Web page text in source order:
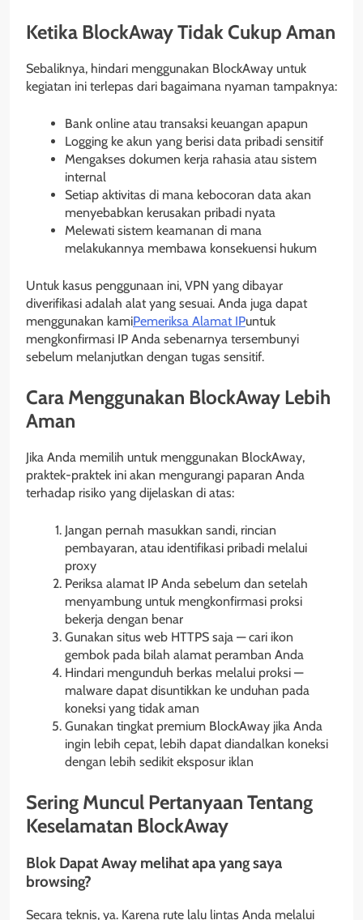
Ketika BlockAway Tidak Cukup Aman
Sebaliknya, hindari menggunakan BlockAway untuk
kegiatan ini terlepas dari bagaimana nyaman tampaknya:
Bank online atau transaksi keuangan apapun
Logging ke akun yang berisi data pribadi sensitif
Mengakses dokumen kerja rahasia atau sistem
internal
Setiap aktivitas di mana kebocoran data akan
menyebabkan kerusakan pribadi nyata
Melewati sistem keamanan di mana
melakukannya membawa konsekuensi hukum
Untuk kasus penggunaan ini, VPN yang dibayar
diverifikasi adalah alat yang sesuai. Anda juga dapat
menggunakan kamiPemeriksa Alamat IPuntuk
mengkonfirmasi IP Anda sebenarnya tersembunyi
sebelum melanjutkan dengan tugas sensitif.
Cara Menggunakan BlockAway Lebih
Aman
Jika Anda memilih untuk menggunakan BlockAway,
praktek-praktek ini akan mengurangi paparan Anda
terhadap risiko yang dijelaskan di atas:
Jangan pernah masukkan sandi, rincian
pembayaran, atau identifikasi pribadi melalui
proxy
Periksa alamat IP Anda sebelum dan setelah
menyambung untuk mengkonfirmasi proksi
bekerja dengan benar
Gunakan situs web HTTPS saja — cari ikon
gembok pada bilah alamat peramban Anda
Hindari mengunduh berkas melalui proksi —
malware dapat disuntikkan ke unduhan pada
koneksi yang tidak aman
Gunakan tingkat premium BlockAway jika Anda
ingin lebih cepat, lebih dapat diandalkan koneksi
dengan lebih sedikit eksposur iklan
Sering Muncul Pertanyaan Tentang
Keselamatan BlockAway
Blok Dapat Away melihat apa yang saya
browsing?
Secara teknis, ya. Karena rute lalu lintas Anda melalui